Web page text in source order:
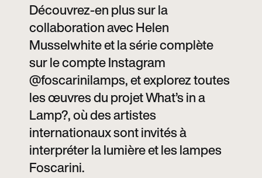
Découvrez-en plus sur la
collaboration avec Helen
Musselwhite et la série complète
sur le compte Instagram
@foscarinilamps, et explorez toutes
les œuvres du projet What’s in a
Lamp?, où des artistes
internationaux sont invités à
interpréter la lumière et les lampes
Foscarini.